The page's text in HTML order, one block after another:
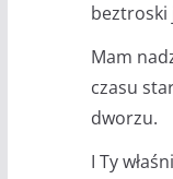
beztroski
Mam
czasu
dworzu.
I Ty